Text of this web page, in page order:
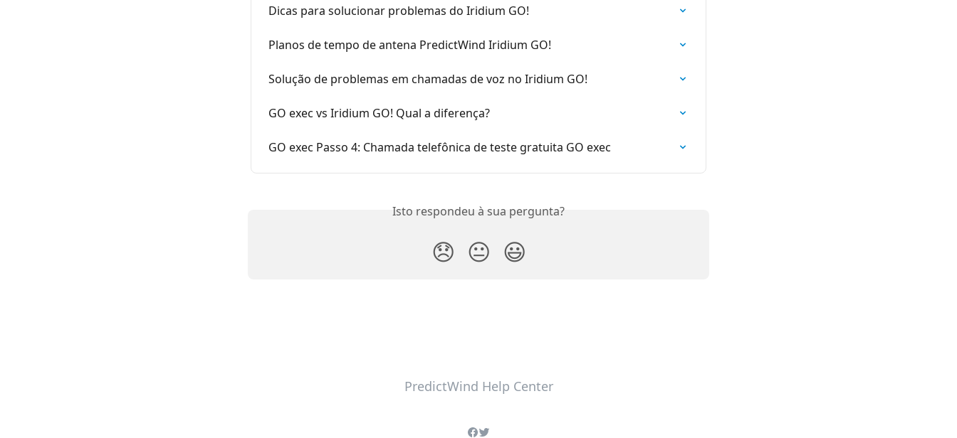
Dicas para solucionar problemas do Iridium GO!
Planos de tempo de antena PredictWind Iridium GO!
Solução de problemas em chamadas de voz no Iridium GO!
GO exec vs Iridium GO! Qual a diferença?
GO exec Passo 4: Chamada telefônica de teste gratuita GO exec
Isto respondeu à sua pergunta?
😞 😐 😃
PredictWind Help Center